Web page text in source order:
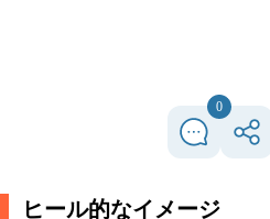
0
ヒール的なイメージ